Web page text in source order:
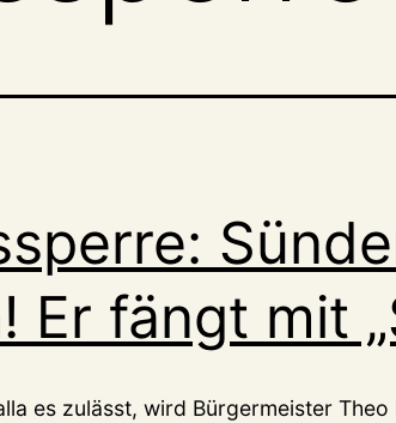
Er fängt mit
es zulässt, wird Bürgermeister